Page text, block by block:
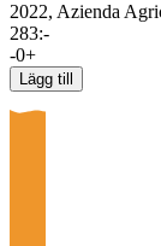
2022, Azienda
283:-
-0+
Lägg till